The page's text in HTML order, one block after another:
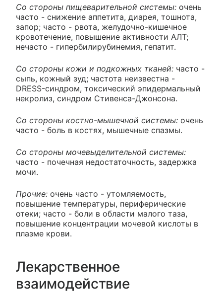
Со стороны пищеварительной системы: очень
часто - снижение аппетита, диарея, тошнота,
запор; часто - рвота, желудочно-кишечное
кровотечение, повышение активности АЛТ;
нечасто - гипербилирубинемия, гепатит.
Со стороны кожи и подкожных тканей: часто -
сыпь, кожный зуд; частота неизвестна -
DRESS-синдром, токсический эпидермальный
некролиз, синдром Стивенса-Джонсона.
Со стороны костно-мышечной системы: очень
часто - боль в костях, мышечные спазмы.
Со стороны мочевыделительной системы:
часто - почечная недостаточность, задержка
мочи.
Прочие: очень часто - утомляемость,
повышение температуры, периферические
отеки; часто - боли в области малого таза,
повышение концентрации мочевой кислоты в
плазме крови.
Лекарственное
взаимодействие